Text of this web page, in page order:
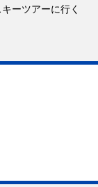
ーツアーに行く